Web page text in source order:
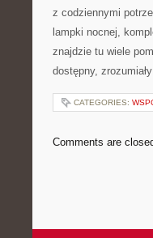
z codziennymi
lampki nocnej,
znajdzie tu wiele
dostępny,
CATEGORIES:
Comments are